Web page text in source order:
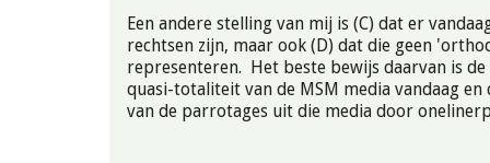
Een andere stelling van mij is (C) dat er
rechtsen zijn, maar ook (D) dat die geen
representeren. Het beste bewijs daarvan is de
quasi-totaliteit van de MSM media vandaag
van de parrotages uit die media door